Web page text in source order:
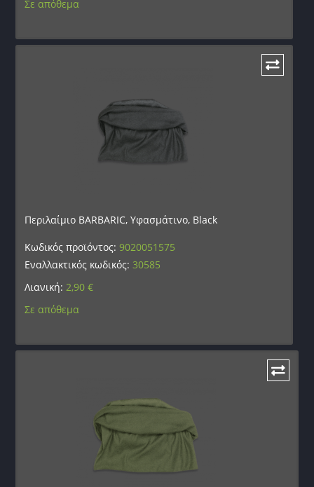
Σε απόθεμα
Περιλαίμιο BARBARIC, Υφασμάτινο, Black
Κωδικός προϊόντος:9020051575
Εναλλακτικός κωδικός: 30585
Λιανική:2,90€
Σε απόθεμα